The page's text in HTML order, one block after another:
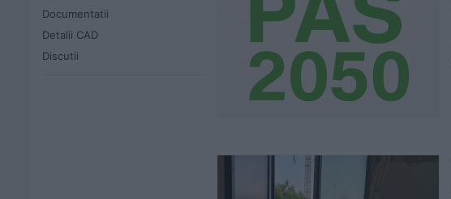
Documentatii
Detalii CAD
Discutii